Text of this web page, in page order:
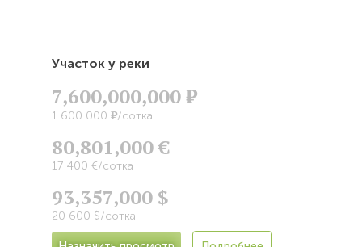
Участок у реки
7,600,000,000Р
1 600 000 Р/сотка
80,801,000 €
17 400 €/сотка
93,357,000 $
20 600 $/сотка